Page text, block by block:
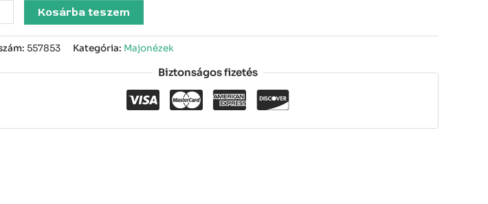
Kosárba teszem
557853 Kategória: Majonézek
Biztonságos fizetés